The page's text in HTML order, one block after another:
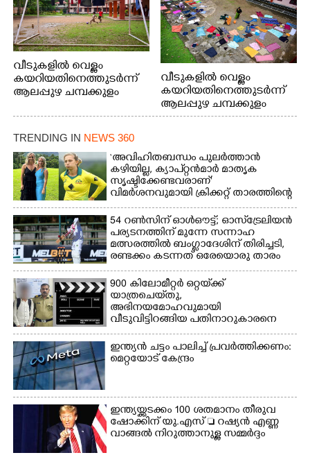
വീടുകളിൽ വെള്ളം
കയറിയതിനെത്തുടർന്ന്
ആലപ്പുഴ ചമ്പക്കുളം
പോരൂക്കര സെൻട്രൽ
സ്കൂളിലെ ദുരിതാശ്വാസ
ക്യാമ്പിലെത്തിയവർ
വസ്ത്രങ്ങൾ
ഉണക്കാനിട്ടിരിക്കുന്ന
ഗോൾപോസ്റ്റിന് മുന്നിൽ
ഫുട്ബോൾ കളികളിൽ
ഏർപ്പെട്ടിരിക്കുന്ന
കുട്ടികൾ
വീടുകളിൽ വെള്ളം
കയറിയതിനെത്തുടർന്ന്
ആലപ്പുഴ ചമ്പക്കുളം
ഫാദർ തോമസ്
ക്യാമ്പിലെത്തിയവർ മഴ
മാറിനിന്ന ഇടവേളയിൽ
ക്യാമ്പ് പരിസരത്ത്
വസ്ത്രങ്ങൾ
ഉണക്കാനിടുന്ന കാഴ്ച.
TRENDING IN NEWS 360
‘അവിഹിതബന്ധം പുലർത്താൻ
കഴിയില്ല,​ ക്യാപ്റ്റൻമാർ മാതൃക
സൃഷ്ടിക്കേണ്ടവരാണ്'
വിമർശനവുമായി ക്രിക്കറ്റ് താരത്തിന്റെ
ഭാര്യ
54 റൺസിന് ഓൾഔട്ട്; ഓസ്‌ട്രേലിയൻ
പര്യടനത്തിന് മുന്നേ സന്നാഹ
മത്സരത്തിൽ ബംഗ്ലാദേശിന് തിരിച്ചടി,
രണ്ടക്കം കടന്നത് ഒരേയൊരു താരം
900 കിലോമീറ്റർ ഒറ്റയ്‌ക്ക്
യാത്രചെ‌യ്‌തു,​
അഭിനയമോഹവുമായി
വീടുവിട്ടിറങ്ങിയ പതിനാറുകാരനെ
കണ്ടെത്തിയത് ഫിലിം സിറ്റിയിൽ
ഇന്ത്യൻ ചട്ടം പാലിച്ച് പ്രവർത്തിക്കണം:
മെറ്റയോട് കേന്ദ്രം
ഇന്ത്യയ്ക്കടക്കം 100 ശതമാനം തീരുവ
ഷോക്കിന് യു.എസ്  റഷ്യൻ എണ്ണ
വാങ്ങൽ നിറുത്താനുള്ള സമ്മർദ്ദം